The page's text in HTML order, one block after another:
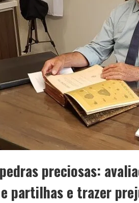
preciosas:
partilhas e trazer